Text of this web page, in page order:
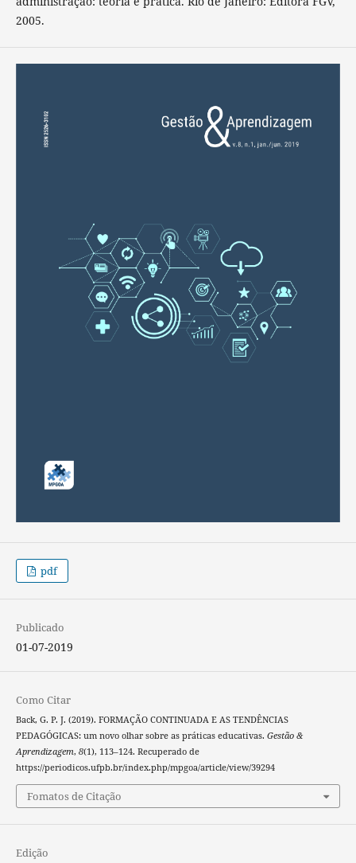
2005.
pdf
Publicado
01-07-2019
Como Citar
Back, G. P. J. (2019). FORMAÇÃO CONTINUADA E AS TENDÊNCIAS
PEDAGÓGICAS: um novo olhar sobre as práticas educativas. Gestão &
Aprendizagem, 8(1), 113–124. Recuperado de
https://periodicos.ufpb.br/index.php/mpgoa/article/view/39294
Fomatos de Citação
Edição